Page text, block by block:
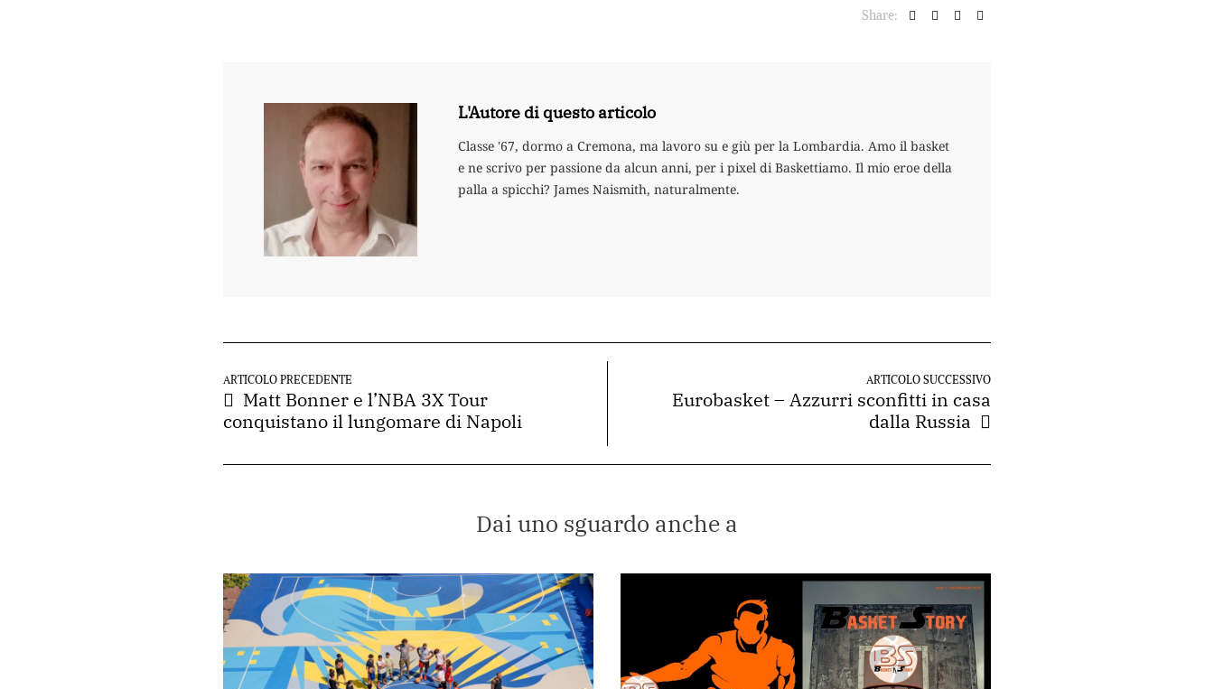
Share:
L'Autore di questo articolo
Classe '67, dormo a Cremona, ma lavoro su e giù per la Lombardia. Amo il basket
e ne scrivo per passione da alcun anni, per i pixel di Baskettiamo. Il mio eroe della
palla a spicchi? James Naismith, naturalmente.
ARTICOLO PRECEDENTE
Matt Bonner e l’NBA 3X Tour
conquistano il lungomare di Napoli
ARTICOLO SUCCESSIVO
Eurobasket – Azzurri sconfitti in casa
dalla Russia
Dai uno sguardo anche a